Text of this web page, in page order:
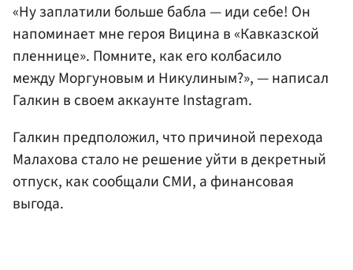
«Ну заплатили больше бабла — иди себе! Он
напоминает мне героя Вицина в «Кавказской
пленнице». Помните, как его колбасило
между Моргуновым и Никулиным?», — написал
Галкин в своем аккаунте Instagram.
Галкин предположил, что причиной перехода
Малахова стало не решение уйти в декретный
отпуск, как сообщали СМИ, а финансовая
выгода.